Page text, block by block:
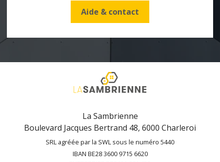
Aide & contact
La Sambrienne
Boulevard Jacques Bertrand 48, 6000 Charleroi
SRL agréée par la SWL sous le numéro 5440
IBAN BE28 3600 9715 6620